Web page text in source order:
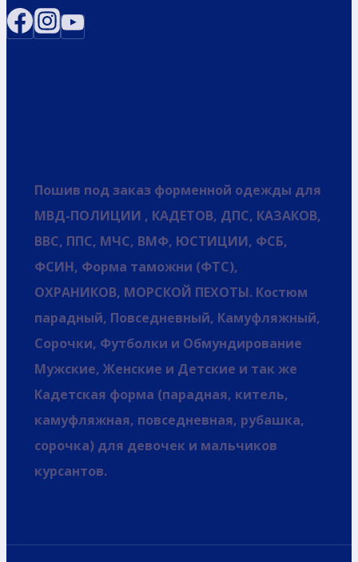
Пошив под заказ форменной одежды для
МВД-ПОЛИЦИИ , КАДЕТОВ, ДПС, КАЗАКОВ,
ВВС, ППС, МЧС, ВМФ, ЮСТИЦИИ, ФСБ,
ФСИН, Форма таможни (ФТС),
ОХРАНИКОВ, МОРСКОЙ ПЕХОТЫ. Костюм
парадный, Повседневный, Камуфляжный,
Сорочки, Футболки и Обмундирование
Мужские, Женские и Детские и так же
Кадетская форма (парадная, китель,
камуфляжная, повседневная, рубашка,
сорочка) для девочек и мальчиков
курсантов.